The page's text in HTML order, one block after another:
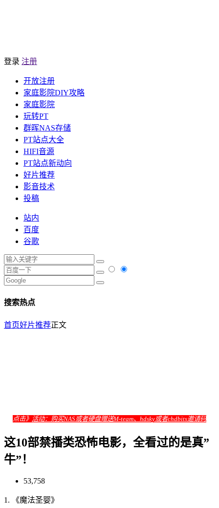
登录 注册
开放注册
家庭影院DIY攻略
家庭影院
玩转PT
群晖NAS存储
PT站点大全
HIFI音源
PT站点新动向
好片推荐
影音技术
投稿
站内
百度
谷歌
搜索热点
首页好片推荐正文
点击》 活动：购买NAS或者硬盘赠送M-team、hdsky或者chdbits邀请码
这10部禁播类恐怖电影，全看过的是真”
牛”！
53,758
1. 《魔法圣婴》